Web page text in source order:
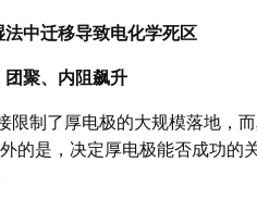
法中迁移导致电化学死区
团聚、内阻飙升
限制了厚电极的大规模落地，
的是，决定厚电极能否成功的